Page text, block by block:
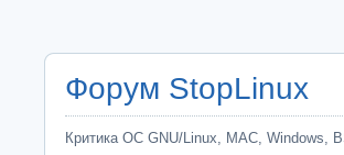
Форум StopLinux
Критика ОС GNU/Linux, MAC, Windows,